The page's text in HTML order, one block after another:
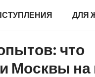
ДЛЯ
что
Москвы на